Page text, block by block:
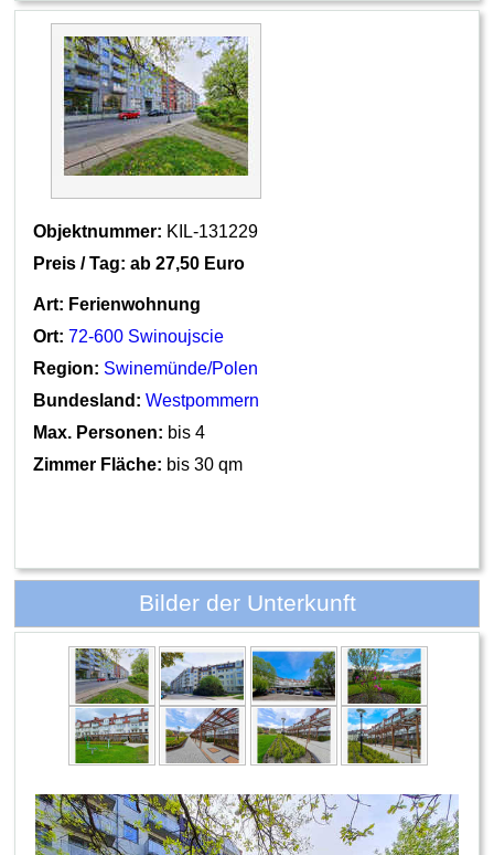
Objektnummer: KIL-131229
Preis / Tag: ab 27,50 Euro
Art: Ferienwohnung
Ort: 72-600 Swinoujscie
Region: Swinemünde/Polen
Bundesland: Westpommern
Max. Personen: bis 4
Zimmer Fläche: bis 30 qm
Bilder der Unterkunft